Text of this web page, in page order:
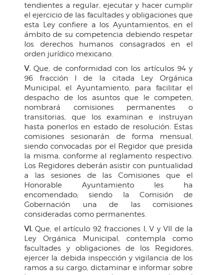
tendientes a regular, ejecutar y hacer cumplir
el ejercicio de las facultades y obligaciones que
esta Ley confiere a los Ayuntamientos, en el
ámbito de su competencia debiendo respetar
los derechos humanos consagrados en el
orden jurídico mexicano.
V. Que, de conformidad con los artículos 94 y
96 fracción I de la citada Ley Orgánica
Municipal, el Ayuntamiento, para facilitar el
despacho de los asuntos que le competen,
nombrará comisiones permanentes o
transitorias, que los examinan e instruyan
hasta ponerlos en estado de resolución. Estas
comisiones sesionarán de forma mensual,
siendo convocadas por el Regidor que presida
la misma, conforme al reglamento respectivo.
Los Regidores deberán asistir con puntualidad
a las sesiones de las Comisiones que el
Honorable Ayuntamiento les ha
encomendado; siendo la Comisión de
Gobernación una de las comisiones
consideradas como permanentes.
VI. Que, el artículo 92 fracciones I, V y VII de la
Ley Orgánica Municipal, contempla como
facultades y obligaciones de los Regidores,
ejercer la debida inspección y vigilancia de los
ramos a su cargo, dictaminar e informar sobre